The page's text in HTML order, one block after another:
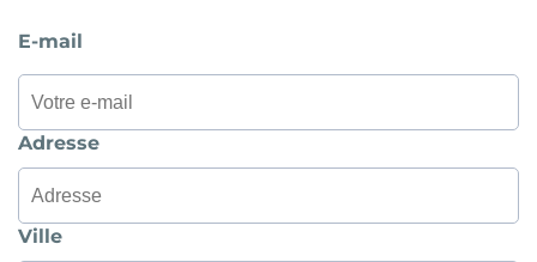
E-mail
Adresse
Ville